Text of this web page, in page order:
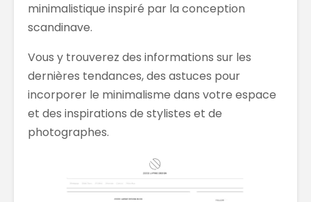
minimalistique inspiré par la conception
scandinave.
Vous y trouverez des informations sur les
dernières tendances, des astuces pour
incorporer le minimalisme dans votre espace
et des inspirations de stylistes et de
photographes.